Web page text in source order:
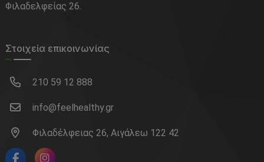
Φιλαδελφείας 26.
Στοιχεία επικοινωνίας
210 59 12 888
info@feelhealthy.gr
Φιλαδέλφειας 26, Αιγάλεω 122 42